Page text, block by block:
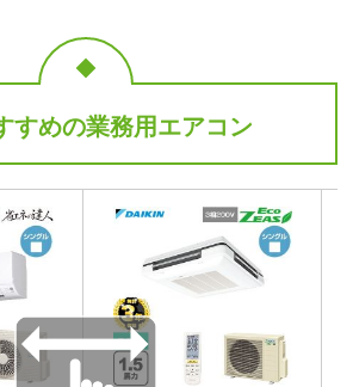
すめの業務用エアコン